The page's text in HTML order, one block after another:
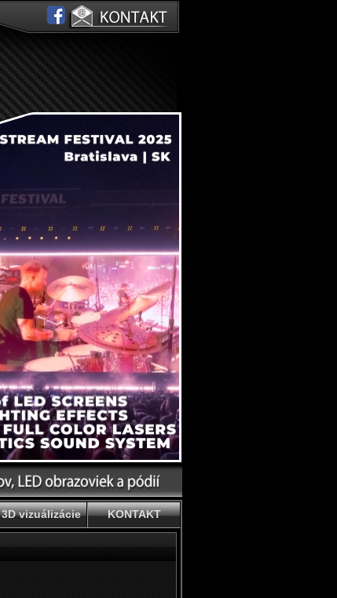
3D vizuálizácie KONTAKT